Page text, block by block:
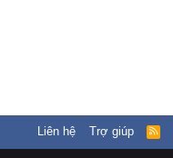
Liên hệ Trợ giúp
R